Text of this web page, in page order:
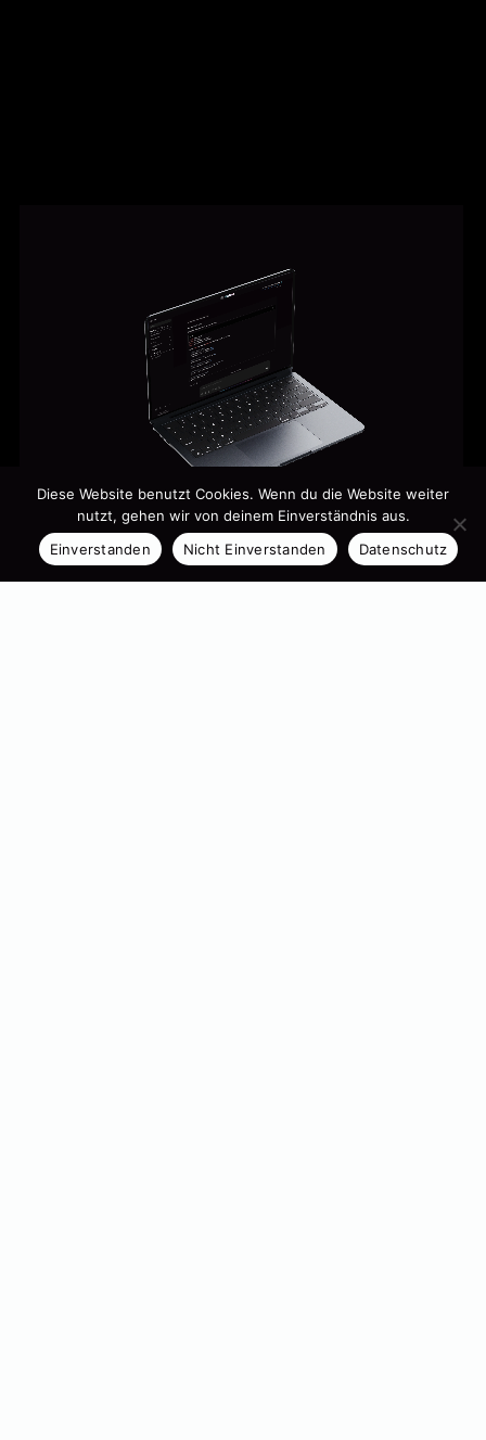
Diese Website benutzt Cookies. Wenn du die Website weiter
nutzt, gehen wir von deinem Einverständnis aus.
Einverstanden
Nicht Einverstanden Datenschutz